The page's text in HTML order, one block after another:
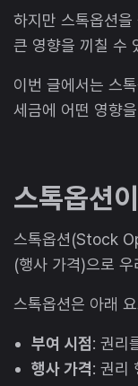
하지만 스톡옵션을
큰 영향을 끼칠 수
이번 글에서는 스
세금에 어떤 영향
스톡옵션
스톡옵션(Stock
(행사 가격)으로
스톡옵션은 아래
부여 시점: 권리
행사 가격: 권리